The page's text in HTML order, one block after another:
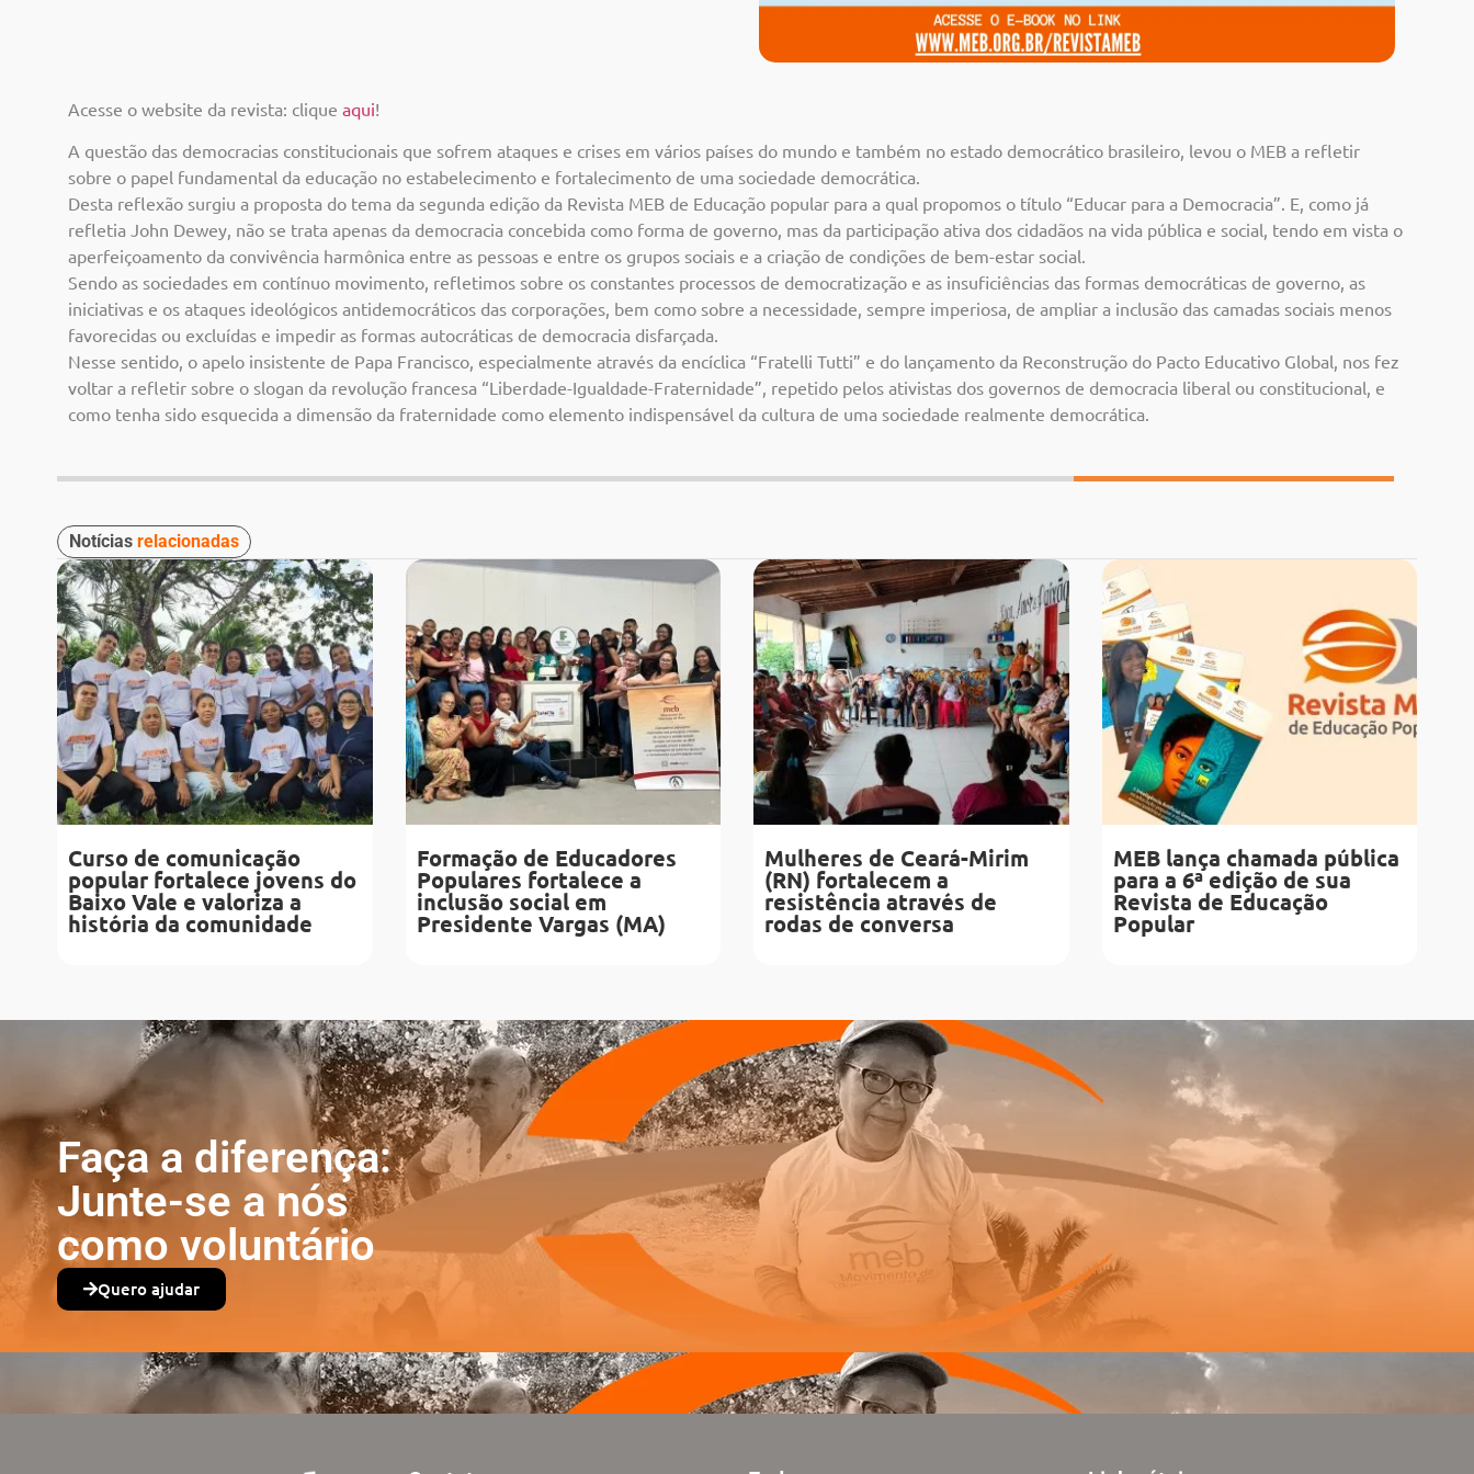
Acesse o website da revista: clique aqui!
A questão das democracias constitucionais que sofrem ataques e crises em vários países do mundo e também no estado democrático brasileiro, levou o MEB a refletir
sobre o papel fundamental da educação no estabelecimento e fortalecimento de uma sociedade democrática.
Desta reflexão surgiu a proposta do tema da segunda edição da Revista MEB de Educação popular para a qual propomos o título “Educar para a Democracia”. E, como já
refletia John Dewey, não se trata apenas da democracia concebida como forma de governo, mas da participação ativa dos cidadãos na vida pública e social, tendo em vista o
aperfeiçoamento da convivência harmônica entre as pessoas e entre os grupos sociais e a criação de condições de bem-estar social.
Sendo as sociedades em contínuo movimento, refletimos sobre os constantes processos de democratização e as insuficiências das formas democráticas de governo, as
iniciativas e os ataques ideológicos antidemocráticos das corporações, bem como sobre a necessidade, sempre imperiosa, de ampliar a inclusão das camadas sociais menos
favorecidas ou excluídas e impedir as formas autocráticas de democracia disfarçada.
Nesse sentido, o apelo insistente de Papa Francisco, especialmente através da encíclica “Fratelli Tutti” e do lançamento da Reconstrução do Pacto Educativo Global, nos fez
voltar a refletir sobre o slogan da revolução francesa “Liberdade-Igualdade-Fraternidade”, repetido pelos ativistas dos governos de democracia liberal ou constitucional, e
como tenha sido esquecida a dimensão da fraternidade como elemento indispensável da cultura de uma sociedade realmente democrática.
Notícias relacionadas
Curso de comunicação
popular fortalece jovens do
Baixo Vale e valoriza a
história da comunidade
Formação de Educadores
Populares fortalece a
inclusão social em
Presidente Vargas (MA)
Mulheres de Ceará-Mirim
(RN) fortalecem a
resistência através de
rodas de conversa
MEB lança chamada pública
para a 6ª edição de sua
Revista de Educação
Popular
Faça a diferença:
Junte-se a nós
como voluntário
Quero ajudar